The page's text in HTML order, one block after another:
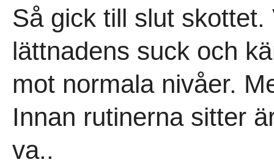
Så gick till slut
lättnadens suck och
mot normala nivåer.
Innan rutinerna sitter
va..